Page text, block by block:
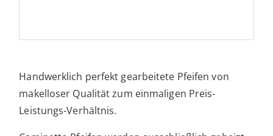
Handwerklich perfekt gearbeitete Pfeifen von
makelloser Qualität zum einmaligen Preis-
Leistungs-Verhältnis.